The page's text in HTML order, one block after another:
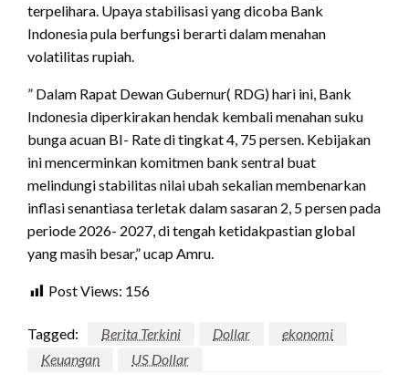
terpelihara. Upaya stabilisasi yang dicoba Bank
Indonesia pula berfungsi berarti dalam menahan
volatilitas rupiah.
” Dalam Rapat Dewan Gubernur( RDG) hari ini, Bank
Indonesia diperkirakan hendak kembali menahan suku
bunga acuan BI- Rate di tingkat 4, 75 persen. Kebijakan
ini mencerminkan komitmen bank sentral buat
melindungi stabilitas nilai ubah sekalian membenarkan
inflasi senantiasa terletak dalam sasaran 2, 5 persen pada
periode 2026- 2027, di tengah ketidakpastian global
yang masih besar,” ucap Amru.
Post Views: 156
Tagged: Berita Terkini Dollar
ekonomi
Keuangan
US Dollar